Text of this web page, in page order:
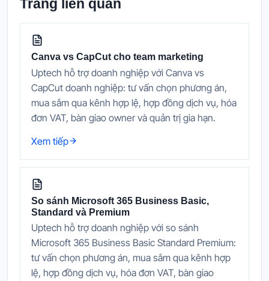
Trang liên quan
Canva vs CapCut cho team marketing
Uptech hỗ trợ doanh nghiệp với Canva vs
CapCut doanh nghiệp: tư vấn chọn phương án,
mua sắm qua kênh hợp lệ, hợp đồng dịch vụ, hóa
đơn VAT, bàn giao owner và quản trị gia hạn.
Xem tiếp
So sánh Microsoft 365 Business Basic,
Standard và Premium
Uptech hỗ trợ doanh nghiệp với so sánh
Microsoft 365 Business Basic Standard Premium:
tư vấn chọn phương án, mua sắm qua kênh hợp
lệ, hợp đồng dịch vụ, hóa đơn VAT, bàn giao